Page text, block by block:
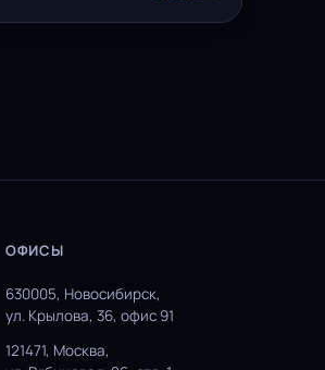
ОФИСЫ
630005, Новосибирск,
ул. Крылова, 36, офис 91
121471, Москва,